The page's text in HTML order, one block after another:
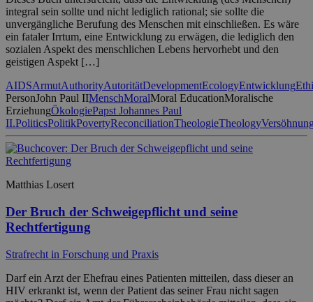
integral sein sollte und nicht lediglich rational; sie sollte die
unvergängliche Berufung des Menschen mit einschließen. Es wäre
ein fataler Irrtum, eine Entwicklung zu erwägen, die lediglich den
sozialen Aspekt des menschlichen Lebens hervorhebt und den
geistigen Aspekt […]
AIDSArmutAuthorityAutoritätDevelopmentEcologyEntwicklung
PersonJohn Paul IIMenschMoralMoral EducationMoralische
ErziehungÖkologiePapst Johannes Paul
II.PoliticsPolitikPovertyReconciliationTheologieTheology
Matthias Losert
Der Bruch der Schweigepflicht und seine
Rechtfertigung
Strafrecht in Forschung und Praxis
Darf ein Arzt der Ehefrau eines Patienten mitteilen, dass dieser an
HIV erkrankt ist, wenn der Patient das seiner Frau nicht sagen